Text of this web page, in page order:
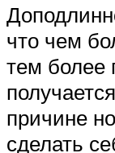
что чем
тем более
причине
сделать